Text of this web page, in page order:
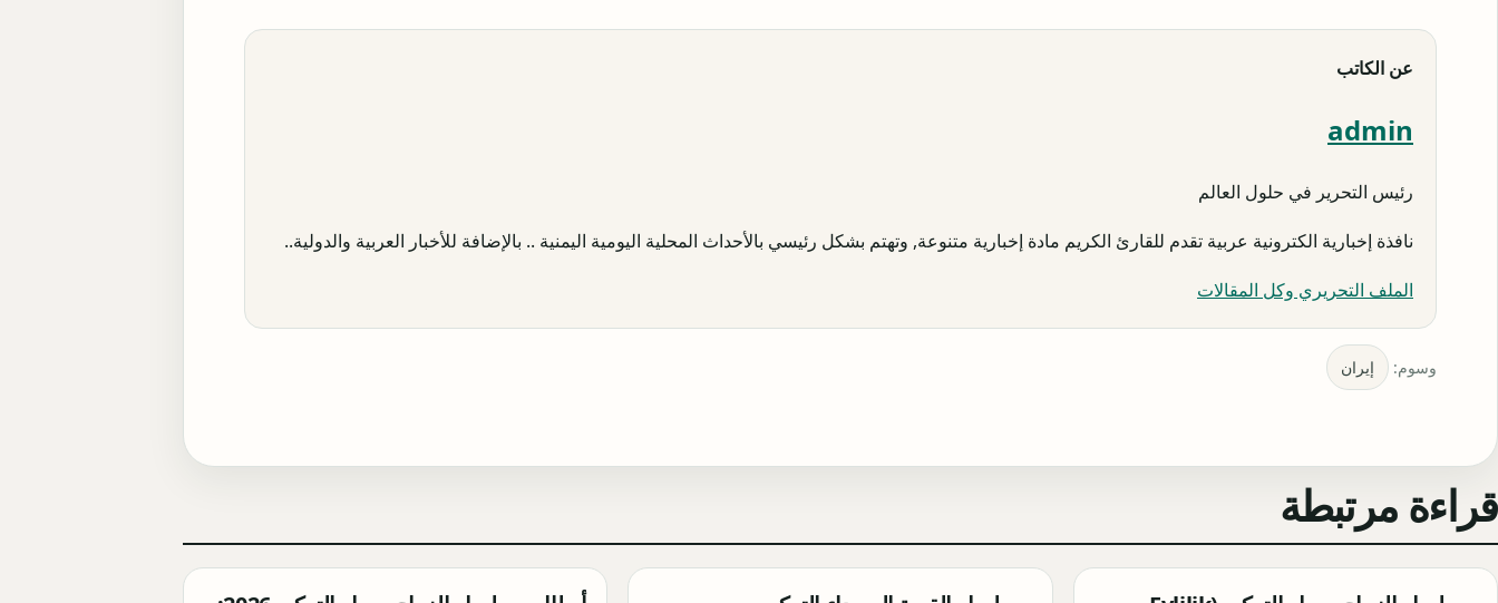
عن الكاتب
admin
رئيس التحرير في حلول العالم
نافذة إخبارية الكترونية عربية تقدم للقارئ الكريم مادة إخبارية متنوعة, وتهتم بشكل رئيسي بالأحداث المحلية اليومية اليمنية .. بالإضافة للأخبار العربية والدولية..
الملف التحريري وكل المقالات
وسوم: إيران
قراءة مرتبطة